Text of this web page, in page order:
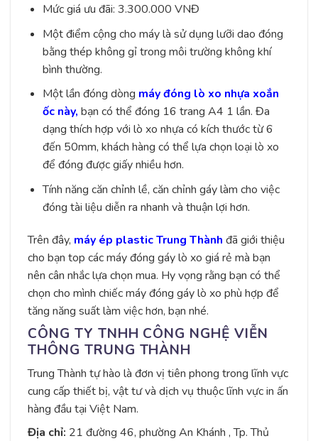
Mức giá ưu đãi: 3.300.000 VNĐ
Một điểm cộng cho máy là sử dụng lưỡi dao đóng
bằng thép không gỉ trong môi trường không khí
bình thường.
Một lần đóng dòng máy đóng lò xo nhựa xoắn
ốc này, bạn có thể đóng 16 trang A4 1 lần. Đa
dạng thích hợp với lò xo nhựa có kích thước từ 6
đến 50mm, khách hàng có thể lựa chọn loại lò xo
để đóng được giấy nhiều hơn.
Tính năng căn chỉnh lề, căn chỉnh gáy làm cho việc
đóng tài liệu diễn ra nhanh và thuận lợi hơn.
Trên đây, máy ép plastic Trung Thành đã giới thiệu
cho bạn top các máy đóng gáy lò xo giá rẻ mà bạn
nên cân nhắc lựa chọn mua. Hy vọng rằng bạn có thể
chọn cho mình chiếc máy đóng gáy lò xo phù hợp để
tăng năng suất làm việc hơn, bạn nhé.
CÔNG TY TNHH CÔNG NGHỆ VIỄN
THÔNG TRUNG THÀNH
Trung Thành tự hào là đơn vị tiên phong trong lĩnh vực
cung cấp thiết bị, vật tư và dịch vụ thuộc lĩnh vực in ấn
hàng đầu tại Việt Nam.
Địa chỉ: 21 đường 46, phường An Khánh , Tp. Thủ